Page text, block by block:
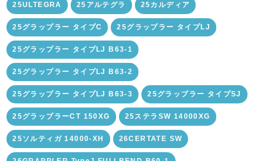
25ULTEGRA 25アルテグラ 25カルディア
25グラップラー タイプC 25グラップラー タイプLJ
25グラップラー タイプLJ B63-1
25グラップラー タイプLJ B63-2
25グラップラー タイプLJ B63-3 25グラップラー タイプSJ
25グラップラーCT 150XG 25ステラSW 14000XG
25ソルティガ 14000-XH 26CERTATE SW